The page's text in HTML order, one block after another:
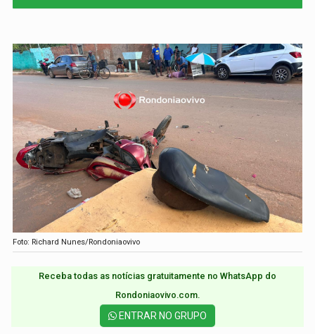
Foto: Richard Nunes/Rondoniaovivo
Receba todas as notícias gratuitamente no WhatsApp do
Rondoniaovivo.com.​
ENTRAR NO GRUPO